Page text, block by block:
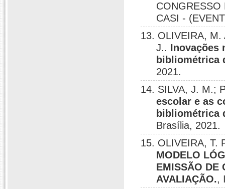
CONGRESSO
CASI -
13. OLIVEIRA, M.
J.. Inovações
bibliométrica
2021.
14. SILVA, J. M.;
escolar e as
bibliométrica
Brasília, 2021.
15. OLIVEIRA, T.
MODELO
EMISSÃO DE
AVALIAÇÃO.,